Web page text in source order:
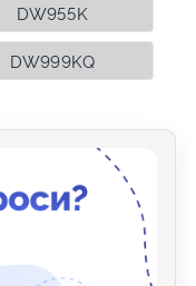
DW955K
DW999KQ